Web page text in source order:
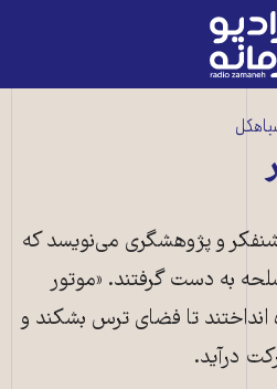
و پژوهشگری می‌نویسد که
در اواخر دهه ۴۰ اسلحه به دست گرفتند. «موتور
انداختند تا فضای ترس بشکند و
درآید.